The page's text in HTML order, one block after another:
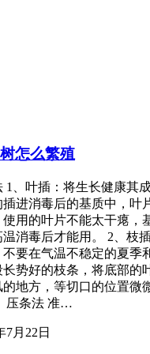
怎么繁殖
1、叶插：将生长健康其
进消毒后的基质中，叶
使用的叶片不能太干瘪，
消毒后才能用。 2、枝
要在气温不稳定的夏季
势好的枝条，将底部的
地方，等切口的位置微
压条法 准…
7月22日